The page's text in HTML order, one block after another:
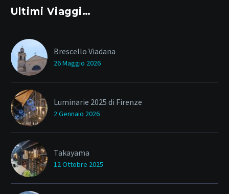
Ultimi Viaggi…
Brescello Viadana
26 Maggio 2026
Luminarie 2025 di Firenze
2 Gennaio 2026
Takayama
12 Ottobre 2025